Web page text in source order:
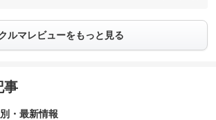
ルマレビューをもっと見る
事
・最新情報